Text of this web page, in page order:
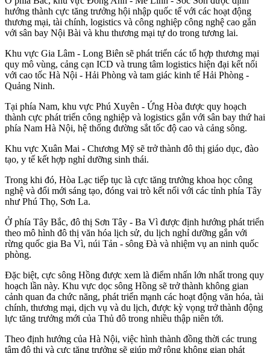
hướng thành cực tăng trưởng hội nhập quốc tế với các hoạt động
thương mại, tài chính, logistics và công nghiệp công nghệ cao gắn
với sân bay Nội Bài và khu thương mại tự do trong tương lai.
Khu vực Gia Lâm - Long Biên sẽ phát triển các tổ hợp thương mại
quy mô vùng, cảng cạn ICD và trung tâm logistics hiện đại kết nối
với cao tốc Hà Nội - Hải Phòng và tam giác kinh tế Hải Phòng -
Quảng Ninh.
Tại phía Nam, khu vực Phú Xuyên - Ứng Hòa được quy hoạch
thành cực phát triển công nghiệp và logistics gắn với sân bay thứ hai
phía Nam Hà Nội, hệ thống đường sắt tốc độ cao và cảng sông.
Khu vực Xuân Mai - Chương Mỹ sẽ trở thành đô thị giáo dục, đào
tạo, y tế kết hợp nghỉ dưỡng sinh thái.
Trong khi đó, Hòa Lạc tiếp tục là cực tăng trưởng khoa học công
nghệ và đổi mới sáng tạo, đóng vai trò kết nối với các tỉnh phía Tây
như Phú Thọ, Sơn La.
Ở phía Tây Bắc, đô thị Sơn Tây - Ba Vì được định hướng phát triển
theo mô hình đô thị văn hóa lịch sử, du lịch nghỉ dưỡng gắn với
rừng quốc gia Ba Vì, núi Tản - sông Đà và nhiệm vụ an ninh quốc
phòng.
Đặc biệt, cực sông Hồng được xem là điểm nhấn lớn nhất trong quy
hoạch lần này. Khu vực dọc sông Hồng sẽ trở thành không gian
cảnh quan đa chức năng, phát triển mạnh các hoạt động văn hóa, tài
chính, thương mại, dịch vụ và du lịch, được kỳ vọng trở thành động
lực tăng trưởng mới của Thủ đô trong nhiều thập niên tới.
Theo định hướng của Hà Nội, việc hình thành đồng thời các trung
tâm đô thị và cực tăng trưởng sẽ giúp mở rộng không gian phát